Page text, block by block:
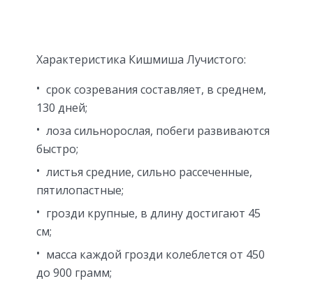
Характеристика Кишмиша Лучистого:
срок созревания составляет, в среднем,
130 дней;
лоза сильнорослая, побеги развиваются
быстро;
листья средние, сильно рассеченные,
пятилопастные;
грозди крупные, в длину достигают 45
см;
масса каждой грозди колеблется от 450
до 900 грамм;